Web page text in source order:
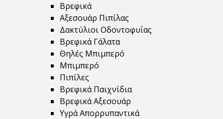
Βρεφικά
Αξεσουάρ Πιπίλας
Δακτύλιοι Οδοντοφυΐας
Βρεφικά Γάλατα
Θηλές Μπιμπερό
Μπιμπερό
Πιπίλες
Βρεφικά Παιχνίδια
Βρεφικά Αξεσουάρ
Υγρά Απορρυπαντικά